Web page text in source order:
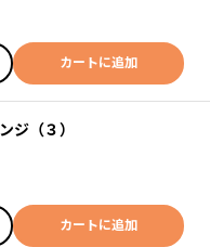
カートに追加
ジ（３）
カートに追加